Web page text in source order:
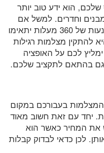
הוא ידע טוב יותר
וחדרים. למשל אם
מדובר בחלל ענק, מצלמות ממונעות של 360 מעלות יתאימו
להתקין מצלמות רגילות
לכם על האופציה
גם בהתאם לתקציב שלכם.
בעבורכם במקום
יחד עם זאת חשוב מאוד
את המחיר כאשר הוא
לכן כדאי לבדוק קבלות